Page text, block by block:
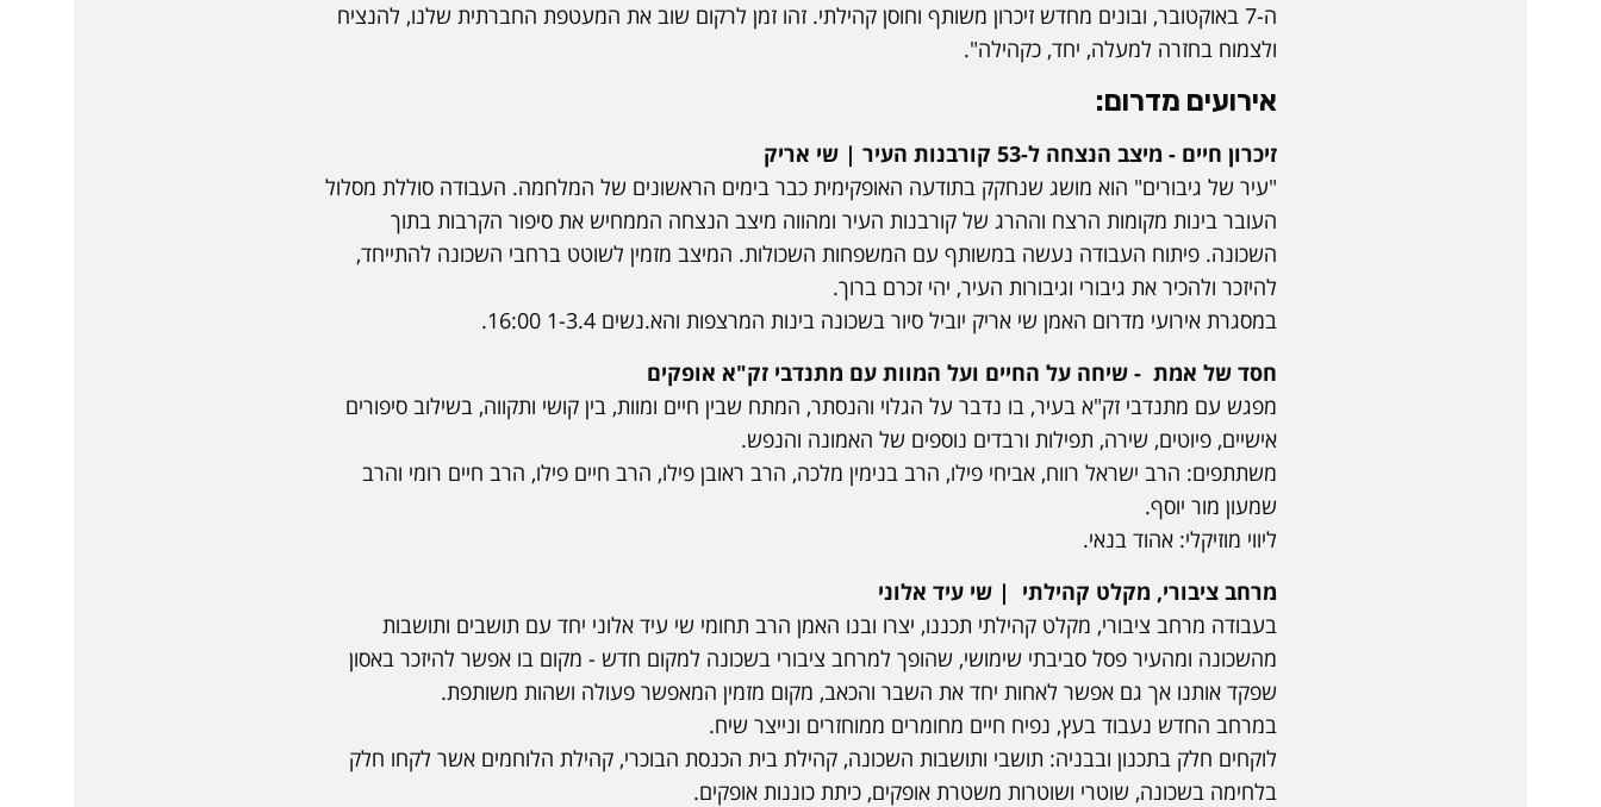
ה-7 באוקטובר, ובונים מחדש זיכרון משותף וחוסן קהילתי. זהו זמן לרקום שוב את המעטפת החברתית שלנו, להנציח
ולצמוח בחזרה למעלה, יחד, כקהילה".
אירועים מדרום:
זיכרון חיים - מיצב הנצחה ל-53 קורבנות העיר | שי אריק
"עיר של גיבורים" הוא מושג שנחקק בתודעה האופקימית כבר בימים הראשונים של המלחמה. העבודה סוללת מסלול
העובר בינות מקומות הרצח וההרג של קורבנות העיר ומהווה מיצב הנצחה הממחיש את סיפור הקרבות בתוך
השכונה. פיתוח העבודה נעשה במשותף עם המשפחות השכולות. המיצב מזמין לשוטט ברחבי השכונה להתייחד,
להיזכר ולהכיר את גיבורי וגיבורות העיר, יהי זכרם ברוך.
במסגרת אירועי מדרום האמן שי אריק יוביל סיור בשכונה בינות המרצפות והא.נשים 1-3.4 16:00.
חסד של אמת - שיחה על החיים ועל המוות עם מתנדבי זק"א אופקים
מפגש עם מתנדבי זק"א בעיר, בו נדבר על הגלוי והנסתר, המתח שבין חיים ומוות, בין קושי ותקווה, בשילוב סיפורים
אישיים, פיוטים, שירה, תפילות ורבדים נוספים של האמונה והנפש.
משתתפים: הרב ישראל רווח, אביחי פילו, הרב בנימין מלכה, הרב ראובן פילו, הרב חיים פילו, הרב חיים רומי והרב
שמעון מור יוסף.
ליווי מוזיקלי: אהוד בנאי.
מרחב ציבורי, מקלט קהילתי | שי עיד אלוני
בעבודה מרחב ציבורי, מקלט קהילתי תכננו, יצרו ובנו האמן הרב תחומי שי עיד אלוני יחד עם תושבים ותושבות
מהשכונה ומהעיר פסל סביבתי שימושי, שהופך למרחב ציבורי בשכונה למקום חדש - מקום בו אפשר להיזכר באסון
שפקד אותנו אך גם אפשר לאחות יחד את השבר והכאב, מקום מזמין המאפשר פעולה ושהות משותפת.
במרחב החדש נעבוד בעץ, נפיח חיים מחומרים ממוחזרים ונייצר שיח.
לוקחים חלק בתכנון ובבניה: תושבי ותושבות השכונה, קהילת בית הכנסת הבוכרי, קהילת הלוחמים אשר לקחו חלק
בלחימה בשכונה, שוטרי ושוטרות משטרת אופקים, כיתת כוננות אופקים.